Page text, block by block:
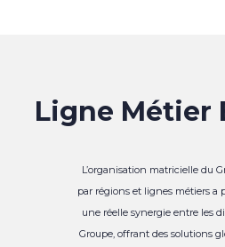
Ligne Métier
L’organisation matricielle du
par régions et lignes métiers a
une réelle synergie entre les
Groupe, offrant des solutions